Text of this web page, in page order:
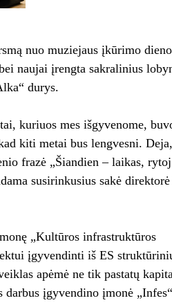
nuo muziejaus įkūrimo
naujai įrengta sakralinius
durys.
kuriuos mes išgyvenome,
kiti metai bus lengvesni. Deja,
frazė „Šiandien – laikas,
susirinkusius sakė direktorė
„Kultūros infrastruktūros
įgyvendinti iš ES
apėmė ne tik pastatų
įgyvendino įmonė